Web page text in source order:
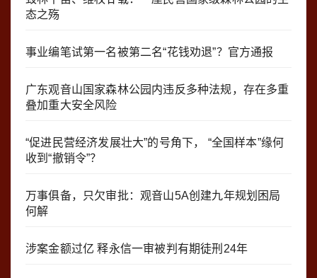
态之殇
事业编笔试第一名被第二名“花钱劝退”？官方通报
广东观音山国家森林公园内违反多种法规，存在多重
叠加重大安全风险
“促进民营经济发展壮大”的号角下， “全国样本”缘何
收到“撤销令”？
万事俱备，只欠审批：观音山5A创建九年规划困局
何解
涉案金额过亿 释永信一审被判有期徒刑24年